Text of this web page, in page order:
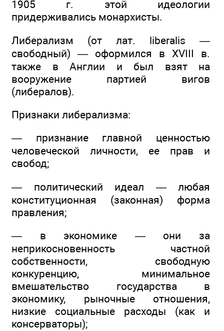
1905 г. этой идеологии
придерживались монархисты.
Либерализм (от лат. liberalis —
свободный) — оформился в XVIII в.
также в Англии и был взят на
вооружение партией вигов
(либералов).
Признаки либерализма:
— признание главной ценностью
человеческой личности, ее прав и
свобод;
— политический идеал — любая
конституционная (законная) форма
правления;
— в экономике — они за
неприкосновенность частной
собственности, свободную
конкуренцию, минимальное
вмешательство государства в
экономику, рыночные отношения,
низкие социальные расходы (как и
консерваторы);